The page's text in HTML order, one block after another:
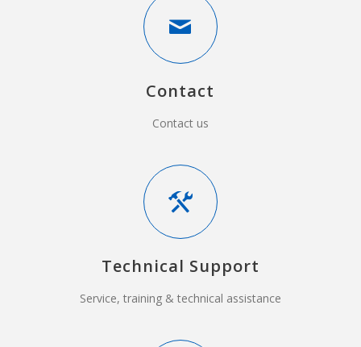
Contact
Contact us
Technical Support
Service, training & technical assistance